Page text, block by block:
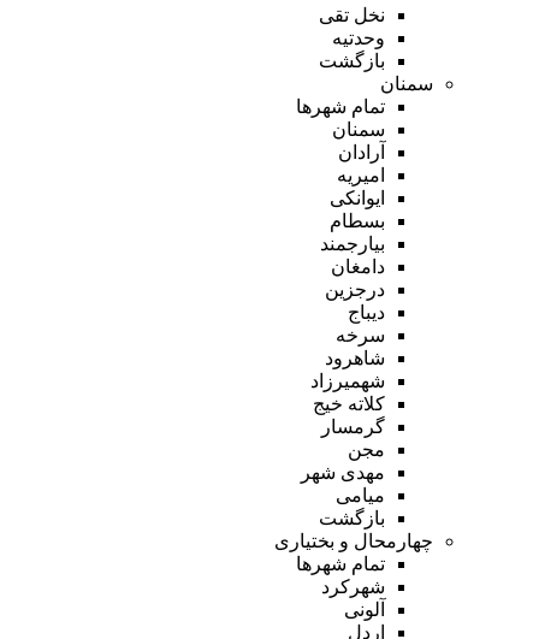
نخل تقی
وحدتیه
بازگشت
سمنان
تمام شهر‌ها
سمنان
آرادان
امیریه
ایوانکی
بسطام
بیارجمند
دامغان
درجزین
دیباج
سرخه
شاهرود
شهمیرزاد
کلاته خیج
گرمسار
مجن
مهدی شهر
میامی
بازگشت
چهارمحال و بختیاری
تمام شهر‌ها
شهرکرد
آلونی
اردل